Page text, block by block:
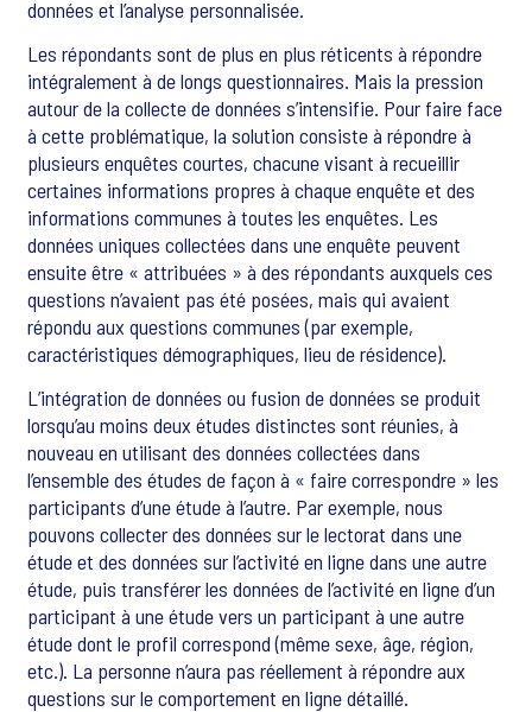
données et l’analyse personnalisée.
Les répondants sont de plus en plus réticents à répondre
intégralement à de longs questionnaires. Mais la pression
autour de la collecte de données s’intensifie. Pour faire face
à cette problématique, la solution consiste à répondre à
plusieurs enquêtes courtes, chacune visant à recueillir
certaines informations propres à chaque enquête et des
informations communes à toutes les enquêtes. Les
données uniques collectées dans une enquête peuvent
ensuite être « attribuées » à des répondants auxquels ces
questions n’avaient pas été posées, mais qui avaient
répondu aux questions communes (par exemple,
caractéristiques démographiques, lieu de résidence).
L’intégration de données ou fusion de données se produit
lorsqu’au moins deux études distinctes sont réunies, à
nouveau en utilisant des données collectées dans
l’ensemble des études de façon à « faire correspondre » les
participants d’une étude à l’autre. Par exemple, nous
pouvons collecter des données sur le lectorat dans une
étude et des données sur l’activité en ligne dans une autre
étude, puis transférer les données de l’activité en ligne d’un
participant à une étude vers un participant à une autre
étude dont le profil correspond (même sexe, âge, région,
etc.). La personne n’aura pas réellement à répondre aux
questions sur le comportement en ligne détaillé.